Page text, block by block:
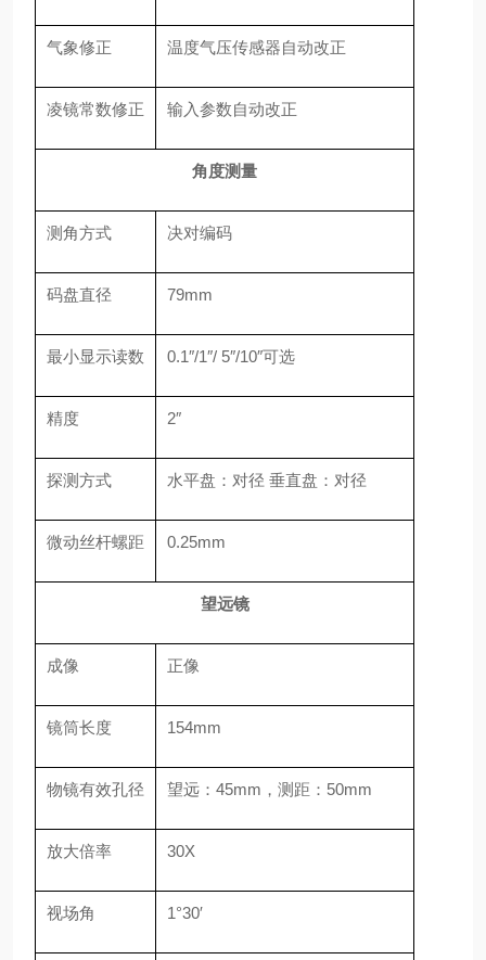
气象修正 温度气压传感器自动改正
凌镜常数修正 输入参数自动改正
角度测量
测角方式 决对编码
码盘直径 79mm
最小显示读数 0.1″/1″/ 5″/10″可选
精度 2″
探测方式 水平盘：对径 垂直盘：对径
微动丝杆螺距 0.25mm
望远镜
成像 正像
镜筒长度 154mm
物镜有效孔径 望远：45mm，测距：50mm
放大倍率 30X
视场角 1°30′